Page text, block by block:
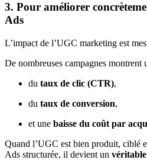
3. Pour améliorer
Ads
L’impact de l’UGC marketing est
De nombreuses campagnes
du taux de clic (CTR),
du taux de conversion,
et une baisse du coût par
Quand l’UGC est bien produit, ciblé
Ads structurée, il devient un